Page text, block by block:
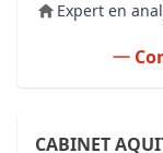
Expert en
CABINET